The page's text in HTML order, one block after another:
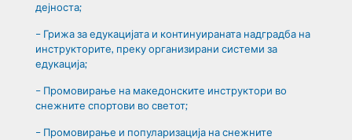
дејноста;
– Грижа за едукацијата и континуираната надградба на
инструкторите, преку организирани системи за
едукација;
– Промовирање на македонските инструктори во
снежните спортови во светот;
– Промовирање и популаризација на снежните